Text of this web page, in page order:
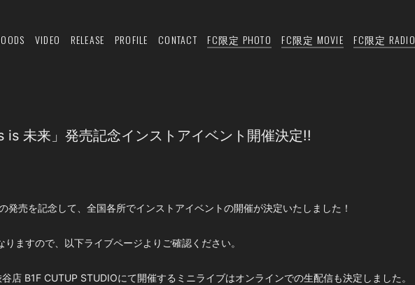
VIDEO RELEASE PROFILE CONTACT FC限定 PHOTO FC限定 MOVIE FC限定 RADIO
未来」発売記念インストアイベント開催決定!!
売を記念して、全国各所でインストアイベントの開催が決定いたしました！
ますので、以下ライブページよりご確認ください。
店 B1F CUTUP STUDIOにて開催するミニライブはオンラインでの生配信も決定しました。